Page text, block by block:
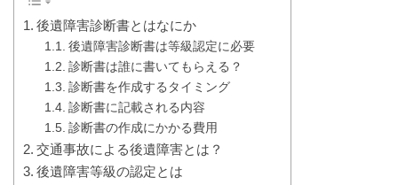
後遺障害診断書とはなにか
後遺障害診断書は等級認定に必要
診断書は誰に書いてもらえる？
診断書を作成するタイミング
診断書に記載される内容
診断書の作成にかかる費用
交通事故による後遺障害とは？
後遺障害等級の認定とは